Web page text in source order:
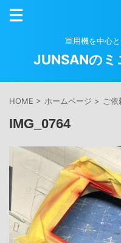
軍用機を中心
JUNSANのミ
HOME > ホームページ > ご
IMG_0764